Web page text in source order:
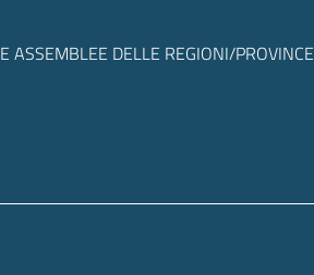
ASSEMBLEE DELLE REGIONI/PROVINCE